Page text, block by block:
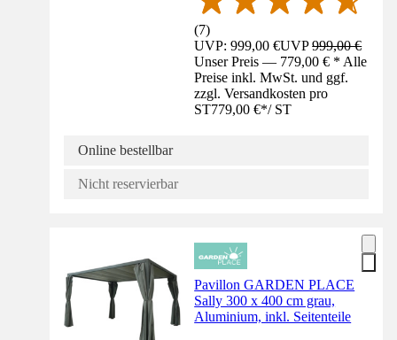
(7)
UVP: 999,00 €UVP999,00 €
Unser Preis — 779,00 € * Alle
Preise inkl. MwSt. und ggf.
zzgl. Versandkosten pro
ST779,00 €*/ ST
Online bestellbar
Nicht reservierbar
Pavillon GARDEN PLACE
Sally 300 x 400 cm grau,
Aluminium, inkl. Seitenteile